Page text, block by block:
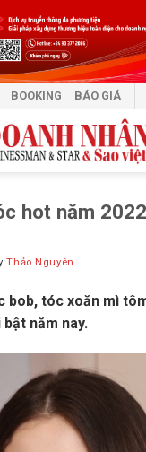
BOOKING BÁO GIÁ
hot năm 2022
Thảo Nguyên
bob, tóc xoăn mì
năm nay.